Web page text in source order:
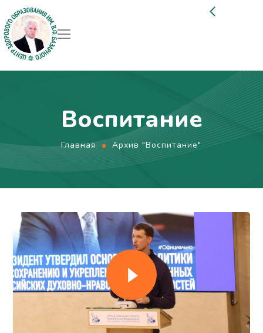
Воспитание
Главная Архив "Воспитание"